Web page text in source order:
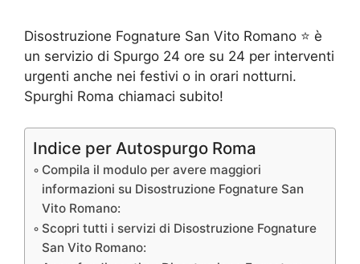
Disostruzione Fognature San Vito Romano ⭐ è
un servizio di Spurgo 24 ore su 24 per interventi
urgenti anche nei festivi o in orari notturni.
Spurghi Roma chiamaci subito!
Indice per Autospurgo Roma
Compila il modulo per avere maggiori
informazioni su Disostruzione Fognature San
Vito Romano:
Scopri tutti i servizi di Disostruzione Fognature
San Vito Romano: